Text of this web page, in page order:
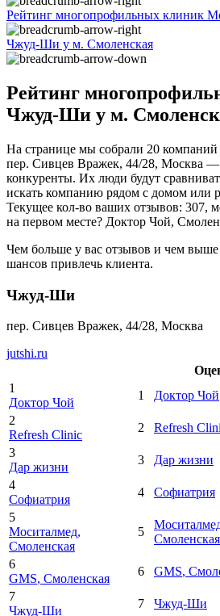
Рейтинг многопрофильных клиник
Чжуд-Ши у м. Смоленская
Рейтинг
Чжуд-Ши у м.
На странице мы собрали 20
пер. Сивцев Вражек, 44/28, Москва —
конкуренты. Их люди будут
искать компанию рядом с домом или
Текущее кол-во ваших отзывов: 307,
на первом месте? Доктор Чой,
Чем больше у вас отзывов и чем
шансов привлечь клиента.
Чжуд-Ши
пер. Сивцев Вражек, 44/28, Москва
jutshi.ru
1
Доктор Чой
1 Доктор Чой
2
Refresh Clinic
2 Refresh
3
Дар жизни
3 Дар жизни
4
Софиатрия
4 Софиатрия
5
Моситалмед,
Смоленская
5
Смоленская
6
GMS, Смоленская
6 GMS,
7
Чжуд-Ши
7 Чжуд-Ши